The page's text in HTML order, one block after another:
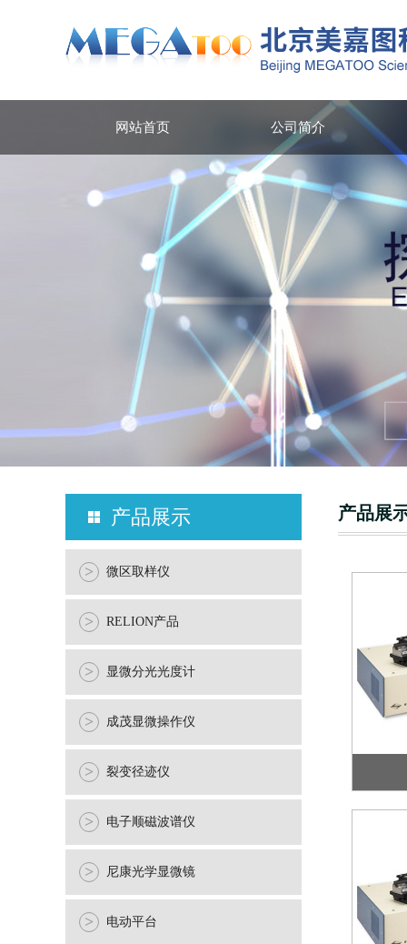
网站首页 公司简介
产品展示
> 微区取样仪
> RELION产品
> 显微分光光度计
> 成茂显微操作仪
> 裂变径迹仪
> 电子顺磁波谱仪
> 尼康光学显微镜
> 电动平台
产品展